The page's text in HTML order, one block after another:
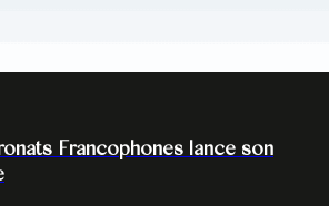
Francophones lance son